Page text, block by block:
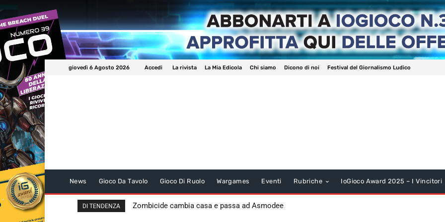
giovedì 6 Agosto 2026 Accedi La rivista La Mia Edicola Chi siamo Dicono di noi Festival del Giornalismo Ludico
News Gioco Da Tavolo Gioco Di Ruolo Wargames Eventi Rubriche IoGioco Award 2025 – I Vincitori
DI TENDENZA Zombicide cambia casa e passa ad Asmodee